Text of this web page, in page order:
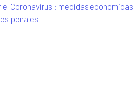
Coronavirus : medidas economicas
penales